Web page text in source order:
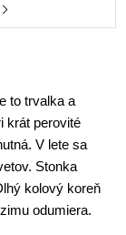
to trvalka a
krát perovité
V lete sa
Stonka
kolový koreň
odumiera.